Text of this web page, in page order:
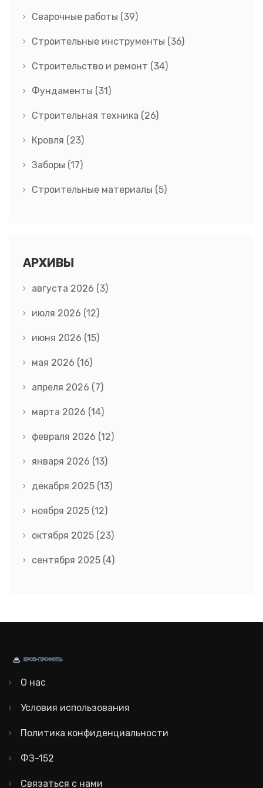
Сварочные работы (39)
Строительные инструменты (36)
Строительство и ремонт (34)
Фундаменты (31)
Строительная техника (26)
Кровля (23)
Заборы (17)
Строительные материалы (5)
АРХИВЫ
августа 2026 (3)
июля 2026 (12)
июня 2026 (15)
мая 2026 (16)
апреля 2026 (7)
марта 2026 (14)
февраля 2026 (12)
января 2026 (13)
декабря 2025 (13)
ноября 2025 (12)
октября 2025 (23)
сентября 2025 (4)
О нас
Условия использования
Политика конфиденциальности
ФЗ-152
Связаться с нами